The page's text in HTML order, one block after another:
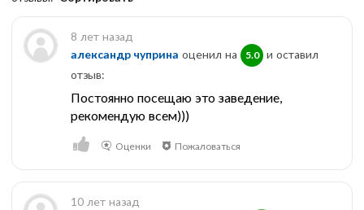
8 лет назад
александр чуприна оценил на 5.0
и оставил
отзыв:
Постоянно посещаю это заведение,
рекомендую всем)))
Оценки Пожаловаться
10 лет назад